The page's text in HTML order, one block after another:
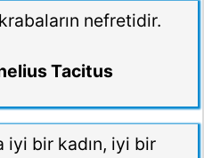
nefretidir.
Tacitus
iyi bir kadın, iyi bir